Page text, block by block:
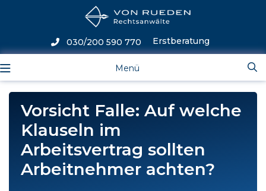
Menü
030/200 590 770 Erstberatung
Vorsicht Falle: Auf welche
Klauseln im
Arbeitsvertrag sollten
Arbeitnehmer achten?